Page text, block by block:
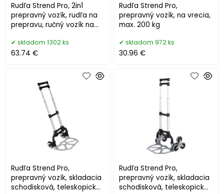
Rudľa Strend Pro, 2in1
prepravný vozík, rudľa na
prepravu, ručný vozík na
skladom 1302 ks
63.74 €
Rudľa Strend Pro,
prepravný vozík, na vrecia,
max. 200 kg
skladom 972 ks
30.96 €
Rudľa Strend Pro,
prepravný vozík, skladacia
schodisková, teleskopická,
Rudľa Strend Pro,
prepravný vozík, skladacia
schodisková, teleskopická,